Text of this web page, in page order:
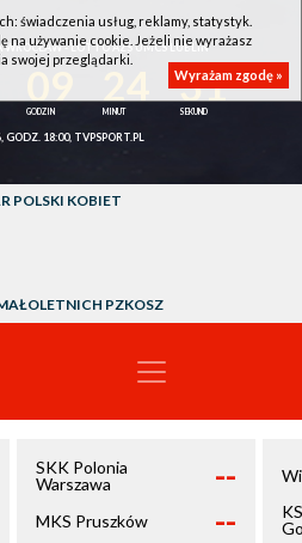
WROCŁAW - LOTTO AZS UMCS LUBLIN
31
GODZ. 18:00, TVPSPORT.PL
POLSKI KOBIET
PZKOSZ
SKK Polonia
Warszawa
--
MKS Pruszków --
świadczenia usług, reklamy, statystyk.
na używanie cookie. Jeżeli nie wyrażasz
swojej przeglądarki.
Wyrażam zgodę »